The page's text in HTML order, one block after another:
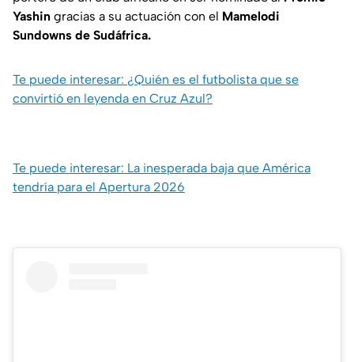
Yashin gracias a su actuación con el Mamelodi
Sundowns de Sudáfrica.
Te puede interesar: ¿Quién es el futbolista que se
convirtió en leyenda en Cruz Azul?
Te puede interesar: La inesperada baja que América
tendría para el Apertura 2026